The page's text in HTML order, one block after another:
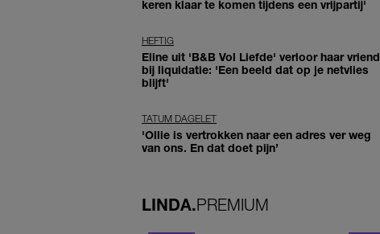
keren klaar te komen tijdens een vrijpartij'
HEFTIG
Eline uit 'B&B Vol Liefde' verloor haar vriend
bij liquidatie: 'Een beeld dat op je netvlies
blijft'
TATUM DAGELET
'Ollie is vertrokken naar een adres ver weg
van ons. En dat doet pijn’
LINDA.PREMIUM